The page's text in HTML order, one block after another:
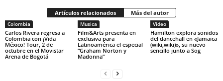
Artículos relacionados Más del autor
Colombia
Carlos Rivera regresa a
Colombia con ¡Vida
México! Tour, 2 de
octubre en el Movistar
Arena de Bogotá
Musica
Film&Arts presenta en
exclusiva para
Latinoamérica el especial
“Graham Norton y
Madonna”
Video
Hamilton explora sonidos
del dancehall en «Jamaica
(wiki,wiki)», su nuevo
sencillo junto a Sog